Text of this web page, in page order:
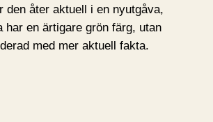
den åter aktuell i en nyutgåva,
har en ärtigare grön färg, utan
med mer aktuell fakta.